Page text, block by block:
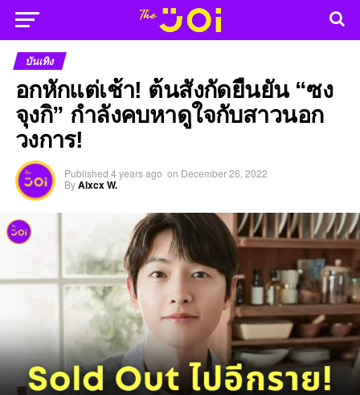
บันเทิง
อกหักแต่เช้า! ต้นสังกัดยืนยัน “ซง
จุงกิ” กำลังคบหาดูใจกับสาวนอก
วงการ!
Published 4 years ago on December 26, 2022
ByAlxcx W.